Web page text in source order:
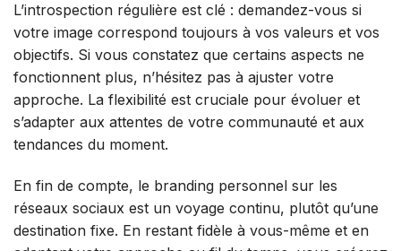
L’introspection régulière est clé : demandez-vous si
votre image correspond toujours à vos valeurs et vos
objectifs. Si vous constatez que certains aspects ne
fonctionnent plus, n’hésitez pas à ajuster votre
approche. La flexibilité est cruciale pour évoluer et
s’adapter aux attentes de votre communauté et aux
tendances du moment.
En fin de compte, le branding personnel sur les
réseaux sociaux est un voyage continu, plutôt qu’une
destination fixe. En restant fidèle à vous-même et en